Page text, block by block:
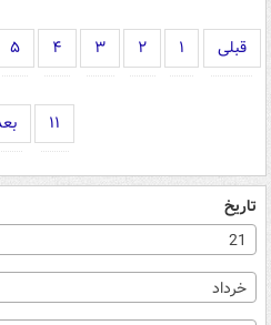
قبلی ۱ ۲ ۳ ۴ ۵
۱۱
تاریخ
21
خرداد